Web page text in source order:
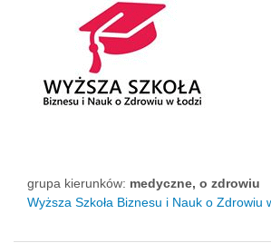
grupa kierunków: medyczne, o zdrowiu
Wyższa Szkoła Biznesu i Nauk o Zdrowiu